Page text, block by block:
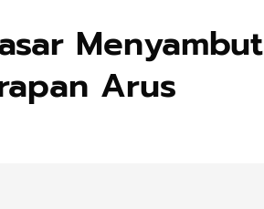
Menyambut
Arus